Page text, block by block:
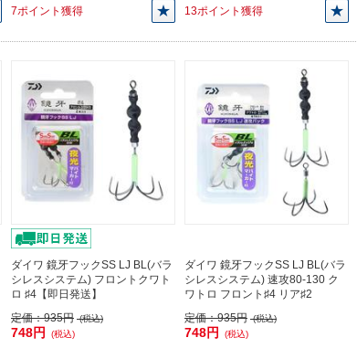
7ポイント獲得 13ポイント獲得
ダイワ 鏡牙フックSS LJ BL(バラ
シレスシステム) フロントクワト
ロ ♯4【即日発送】
定価：935円 (税込)
748円 (税込)
ダイワ 鏡牙フックSS LJ BL(バラ
シレスシステム) 速攻80-130 ク
ワトロ フロント♯4 リア♯2
定価：935円 (税込)
748円 (税込)